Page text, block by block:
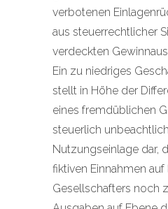
verbotenen
aus steuerrechtlicher
verdeckten
Ein zu niedriges
stellt in Höhe der
eines fremdüblichen
steuerlich
Nutzungseinlage dar,
fiktiven Einnahmen auf
Gesellschafters noch